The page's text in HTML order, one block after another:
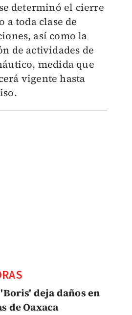
determinó el cierre
a toda clase de
así como la
de actividades de
medida que
vigente hasta
deja daños en
de Oaxaca